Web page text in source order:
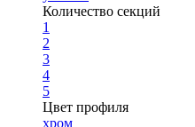
Количество секций
1
2
3
4
5
Цвет профиля
хром